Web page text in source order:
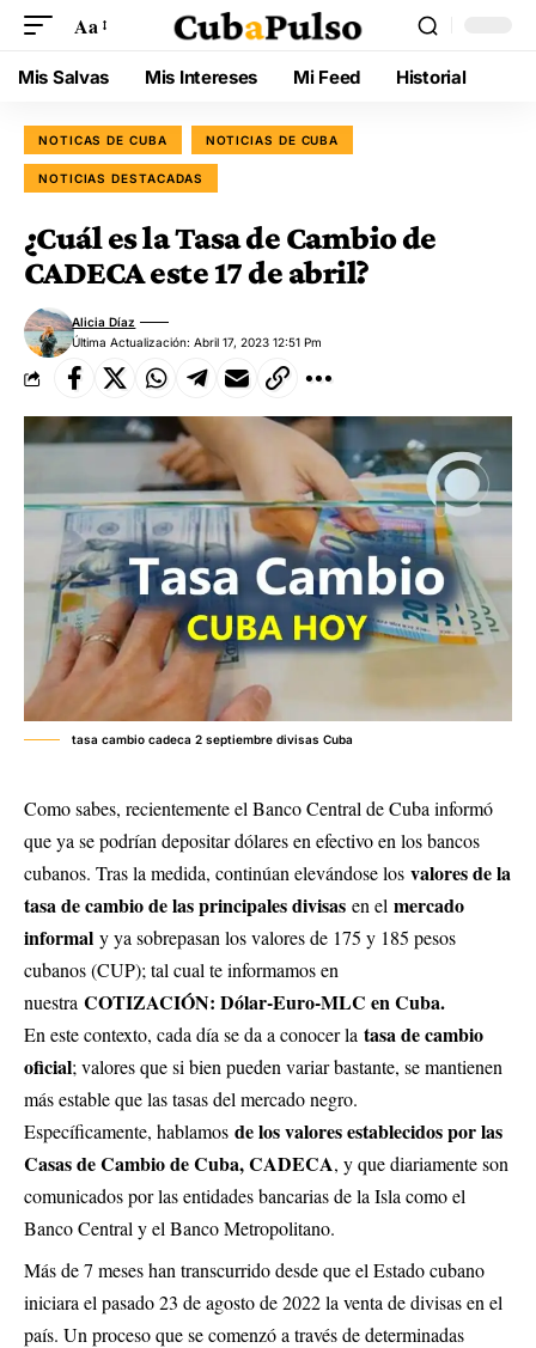
Aa
Mis Salvas Mis Intereses Mi Feed Historial
NOTICAS DE CUBA NOTICIAS DE CUBA
NOTICIAS DESTACADAS
¿Cuál es la Tasa de Cambio de
CADECA este 17 de abril?
Última Actualización: Abril 17, 2023 12:51 Pm
Alicia Díaz
tasa cambio cadeca 2 septiembre divisas Cuba
Como sabes, recientemente el Banco Central de Cuba informó
que ya se podrían depositar dólares en efectivo en los bancos
cubanos. Tras la medida, continúan elevándose los valores de la
tasa de cambio de las principales divisas en el mercado
informal y ya sobrepasan los valores de 175 y 185 pesos
cubanos (CUP); tal cual te informamos en
nuestra COTIZACIÓN: Dólar-Euro-MLC en Cuba.
En este contexto, cada día se da a conocer la tasa de cambio
oficial; valores que si bien pueden variar bastante, se mantienen
más estable que las tasas del mercado negro.
Específicamente, hablamos de los valores establecidos por las
Casas de Cambio de Cuba, CADECA, y que diariamente son
comunicados por las entidades bancarias de la Isla como el
Banco Central y el Banco Metropolitano.
Más de 7 meses han transcurrido desde que el Estado cubano
iniciara el pasado 23 de agosto de 2022 la venta de divisas en el
país. Un proceso que se comenzó a través de determinadas